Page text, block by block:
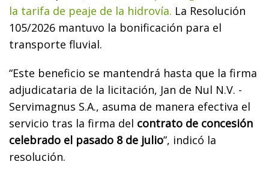
la tarifa de peaje de la hidrovía. La Resolución
105/2026 mantuvo la bonificación para el
transporte fluvial.
“Este beneficio se mantendrá hasta que la firma
adjudicataria de la licitación, Jan de Nul N.V. -
Servimagnus S.A., asuma de manera efectiva el
servicio tras la firma del contrato de concesión
celebrado el pasado 8 de julio”, indicó la
resolución.